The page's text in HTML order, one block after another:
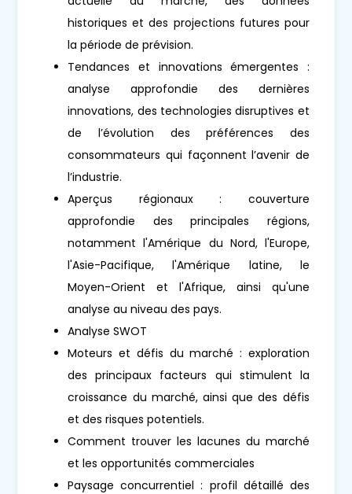
historiques et des projections futures pour
la période de prévision.
Tendances et innovations émergentes :
analyse approfondie des dernières
innovations, des technologies disruptives et
de l’évolution des préférences des
consommateurs qui façonnent l’avenir de
l’industrie.
Aperçus régionaux : couverture
approfondie des principales régions,
notamment l'Amérique du Nord, l'Europe,
l'Asie-Pacifique, l'Amérique latine, le
Moyen-Orient et l'Afrique, ainsi qu'une
analyse au niveau des pays.
Analyse SWOT
Moteurs et défis du marché : exploration
des principaux facteurs qui stimulent la
croissance du marché, ainsi que des défis
et des risques potentiels.
Comment trouver les lacunes du marché
et les opportunités commerciales
Paysage concurrentiel : profil détaillé des